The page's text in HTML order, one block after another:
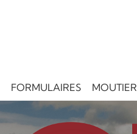
FORMULAIRES MOUTIER